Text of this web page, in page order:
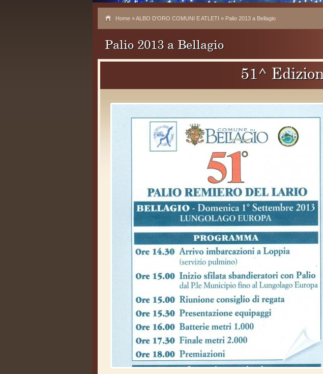
Home »ALBO D'ORO COMUNI E ATLETI » Palio 2013 a Bellagio
Palio 2013 a Bellagio
51^ Edizione